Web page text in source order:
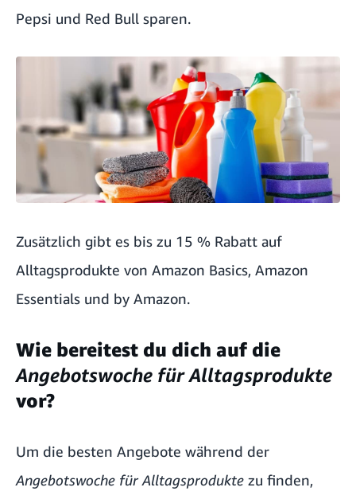
Pepsi und Red Bull sparen.
Zusätzlich gibt es bis zu 15 % Rabatt auf
Alltagsprodukte von Amazon Basics, Amazon
Essentials und by Amazon.
Wie bereitest du dich auf die
Angebotswoche für Alltagsprodukte
vor?
Um die besten Angebote während der
Angebotswoche für Alltagsprodukte zu finden,